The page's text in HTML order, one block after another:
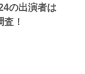
の出演者は
！